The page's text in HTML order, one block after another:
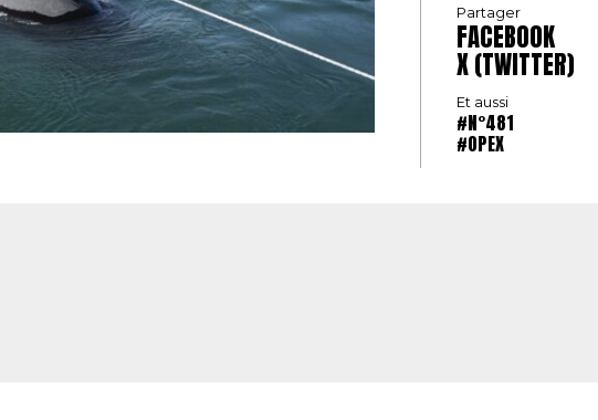
Partager
FACEBOOK
X (TWITTER)
Et aussi
#N°481
#OPEX